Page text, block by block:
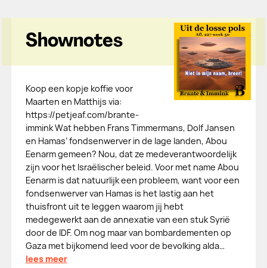
Shownotes
Koop een kopje koffie voor
Maarten en Matthijs via:
https://petjeaf.com/brante-
immink Wat hebben Frans Timmermans, Dolf Jansen
en Hamas’ fondsenwerver in de lage landen, Abou
Eenarm gemeen? Nou, dat ze medeverantwoordelijk
zijn voor het Israëlischer beleid. Voor met name Abou
Eenarm is dat natuurlijk een probleem, want voor een
fondsenwerver van Hamas is het lastig aan het
thuisfront uit te leggen waarom jij hebt
medegewerkt aan de annexatie van een stuk Syrië
door de IDF. Om nog maar van bombardementen op
Gaza met bijkomend leed voor de bevolking alda…
lees meer